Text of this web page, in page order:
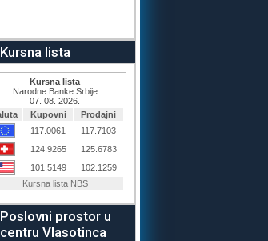
Kursna lista
Poslovni prostor u
centru Vlasotinca